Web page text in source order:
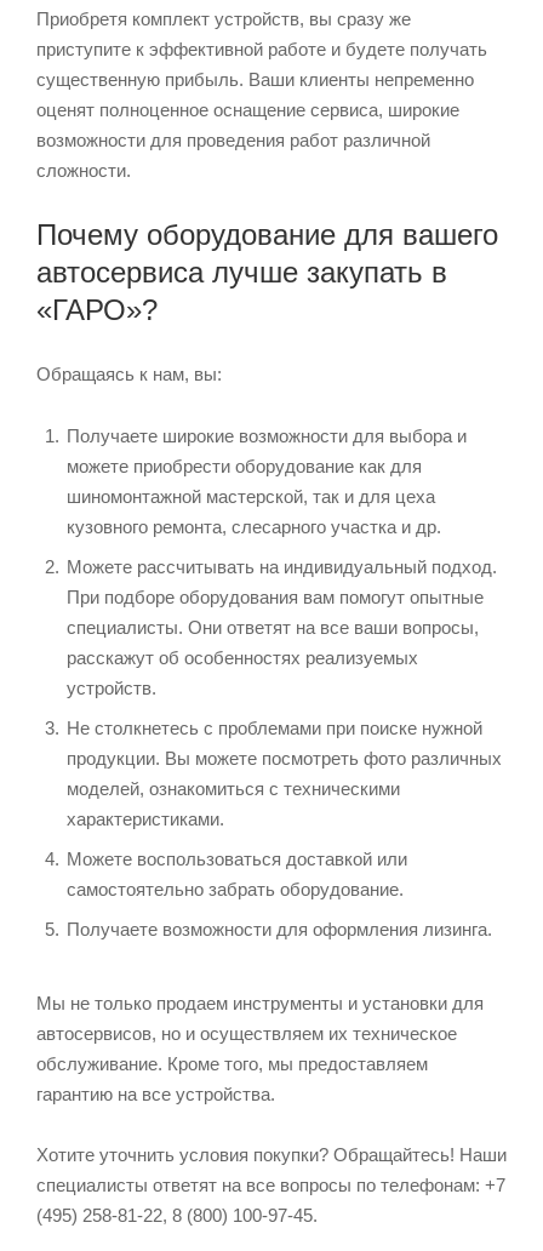
Приобретя комплект устройств, вы сразу же
приступите к эффективной работе и будете получать
существенную прибыль. Ваши клиенты непременно
оценят полноценное оснащение сервиса, широкие
возможности для проведения работ различной
сложности.
Почему оборудование для вашего
автосервиса лучше закупать в
«ГАРО»?
Обращаясь к нам, вы:
Получаете широкие возможности для выбора и
можете приобрести оборудование как для
шиномонтажной мастерской, так и для цеха
кузовного ремонта, слесарного участка и др.
Можете рассчитывать на индивидуальный подход.
При подборе оборудования вам помогут опытные
специалисты. Они ответят на все ваши вопросы,
расскажут об особенностях реализуемых
устройств.
Не столкнетесь с проблемами при поиске нужной
продукции. Вы можете посмотреть фото различных
моделей, ознакомиться с техническими
характеристиками.
Можете воспользоваться доставкой или
самостоятельно забрать оборудование.
Получаете возможности для оформления лизинга.
Мы не только продаем инструменты и установки для
автосервисов, но и осуществляем их техническое
обслуживание. Кроме того, мы предоставляем
гарантию на все устройства.
Хотите уточнить условия покупки? Обращайтесь! Наши
специалисты ответят на все вопросы по телефонам: +7
(495) 258-81-22, 8 (800) 100-97-45.